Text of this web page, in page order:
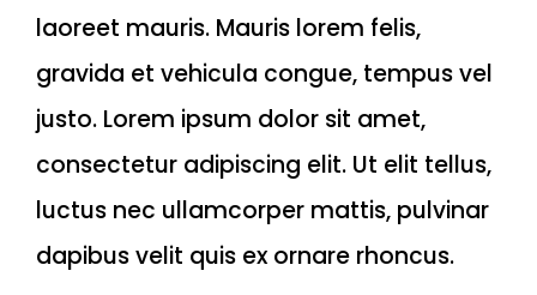
laoreet mauris. Mauris lorem felis,
gravida et vehicula congue, tempus vel
justo. Lorem ipsum dolor sit amet,
consectetur adipiscing elit. Ut elit tellus,
luctus nec ullamcorper mattis, pulvinar
dapibus velit quis ex ornare rhoncus.